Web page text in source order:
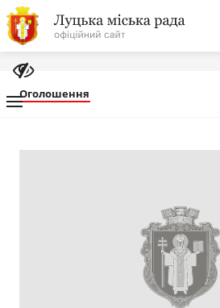
На
головну
НавігаціяПро місто
Міська рада
Бюджет
Оголошення